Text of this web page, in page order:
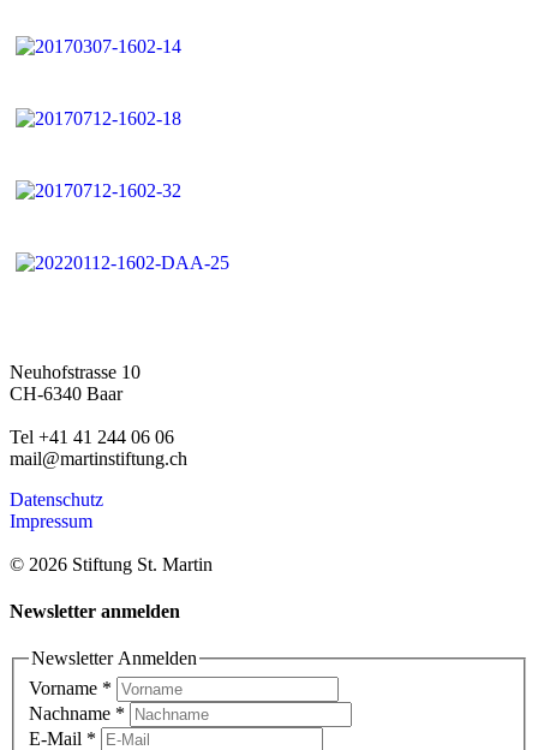
Neuhofstrasse 10
CH-6340 Baar
Tel +41 41 244 06 06
mail@martinstiftung.ch
Datenschutz
Impressum
© 2026 Stiftung St. Martin
Newsletter anmelden
Newsletter Anmelden
Vorname *
Nachname *
E-Mail *